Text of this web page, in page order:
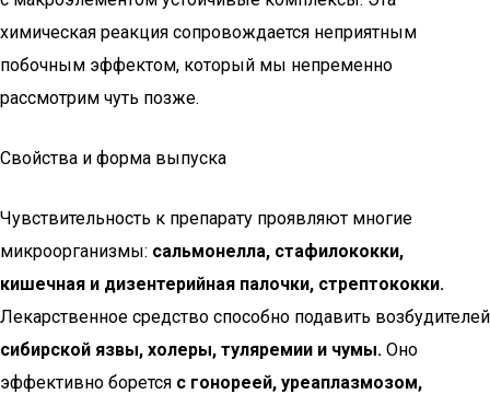
химическая реакция сопровождается неприятным
побочным эффектом, который мы непременно
рассмотрим чуть позже.
Свойства и форма выпуска
Чувствительность к препарату проявляют многие
микроорганизмы: сальмонелла, стафилококки,
кишечная и дизентерийная палочки, стрептококки.
Лекарственное средство способно подавить возбудителей
сибирской язвы, холеры, туляремии и чумы. Оно
эффективно борется с гонореей, уреаплазмозом,